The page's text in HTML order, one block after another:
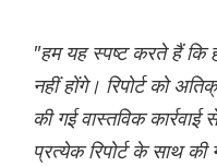
"हम यह स्पष्ट करते हैं कि
नहीं होंगे। रिपोर्ट को
की गई वास्तविक
प्रत्येक रिपोर्ट के साथ की